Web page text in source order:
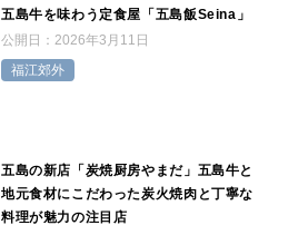
五島牛を味わう定食屋「五島飯Seina」
公開日： 2026年3月11日
福江郊外
五島の新店「炭焼厨房やまだ」五島牛と
地元食材にこだわった炭火焼肉と丁寧な
料理が魅力の注目店